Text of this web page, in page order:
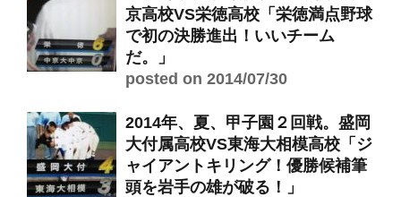
京高校VS栄徳高校「栄徳満点野球
で初の決勝進出！いいチーム
だ。」
posted on 2014/07/30
2014年、夏、甲子園２回戦。盛岡
大付属高校VS東海大相模高校「ジ
ャイアントキリング！優勝候補筆
頭を岩手の雄が破る！」